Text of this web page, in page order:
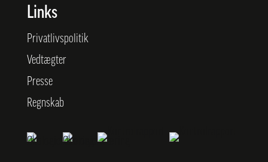
Links
Privatlivspolitik
Vedtægter
Presse
Regnskab